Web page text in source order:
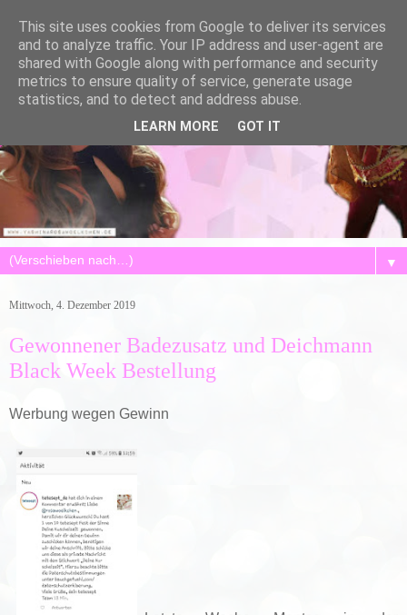
▼
Mittwoch, 4. Dezember 2019
Gewonnener Badezusatz und Deichmann
Black Week Bestellung
Werbung wegen Gewinn
This site uses cookies from Google to deliver its services
and to analyze traffic. Your IP address and user-agent are
shared with Google along with performance and security
metrics to ensure quality of service, generate usage
statistics, and to detect and address abuse.
LEARN MORE GOT IT